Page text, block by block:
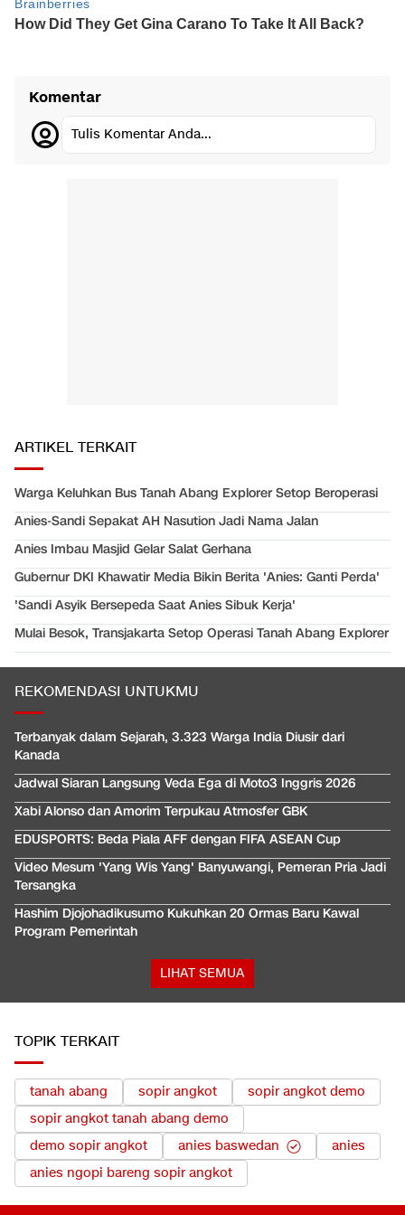
Komentar
Tulis Komentar Anda...
ARTIKEL TERKAIT
Warga Keluhkan Bus Tanah Abang Explorer Setop Beroperasi
Anies-Sandi Sepakat AH Nasution Jadi Nama Jalan
Anies Imbau Masjid Gelar Salat Gerhana
Gubernur DKI Khawatir Media Bikin Berita 'Anies: Ganti Perda'
'Sandi Asyik Bersepeda Saat Anies Sibuk Kerja'
Mulai Besok, Transjakarta Setop Operasi Tanah Abang Explorer
REKOMENDASI UNTUKMU
Terbanyak dalam Sejarah, 3.323 Warga India Diusir dari
Kanada
Jadwal Siaran Langsung Veda Ega di Moto3 Inggris 2026
Xabi Alonso dan Amorim Terpukau Atmosfer GBK
EDUSPORTS: Beda Piala AFF dengan FIFA ASEAN Cup
Video Mesum 'Yang Wis Yang' Banyuwangi, Pemeran Pria Jadi
Tersangka
Hashim Djojohadikusumo Kukuhkan 20 Ormas Baru Kawal
Program Pemerintah
LIHAT SEMUA
TOPIK TERKAIT
tanah abang sopir angkot
sopir angkot demo
sopir angkot tanah abang demo
demo sopir angkot
anies baswedan
anies
anies ngopi bareng sopir angkot